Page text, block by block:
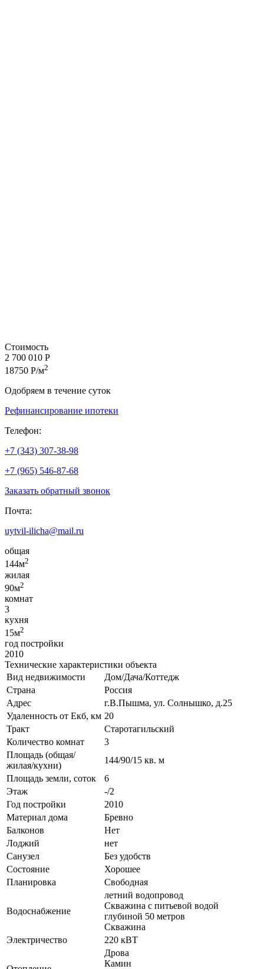
Стоимость
2 700 010 Р
18750 Р/м2
Одобряем в течение суток
Рефинансирование ипотеки
Телефон:
+7 (343) 307-38-98
+7 (965) 546-87-68
Заказать обратный звонок
Почта:
uytvil-ilicha@mail.ru
общая
144м2
жилая
90м2
комнат
3
кухня
15м2
год постройки
2010
Технические характеристики объекта
Вид недвижимости
Дом/Дача/Коттедж
Страна
Россия
Адрес
г.В.Пышма, ул. Солнышко, д.25
Удаленность от Екб, км 20
Тракт
Старотагильский
Количество комнат
3
Площадь (общая/
жилая/кухни)
144/90/15 кв. м
Площадь земли, соток
6
Этаж
-/2
Год постройки
2010
Материал дома
Бревно
Балконов
Нет
Лоджий
нет
Санузел
Без удобств
Состояние
Хорошее
Планировка
Свободная
Водоснабжение
летний водопровод
Скважина с питьевой водой
глубиной 50 метров
Скважина
Электричество
220 кВТ
Дрова
Камин